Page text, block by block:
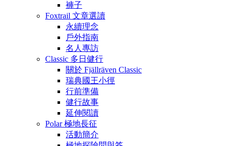
褲子
Foxtrail 文章選讀
永續理念
戶外指南
名人專訪
Classic 多日健行
關於 Fjällräven Classic
瑞典國王小徑
行前準備
健行故事
延伸閱讀
Polar 極地長征
活動簡介